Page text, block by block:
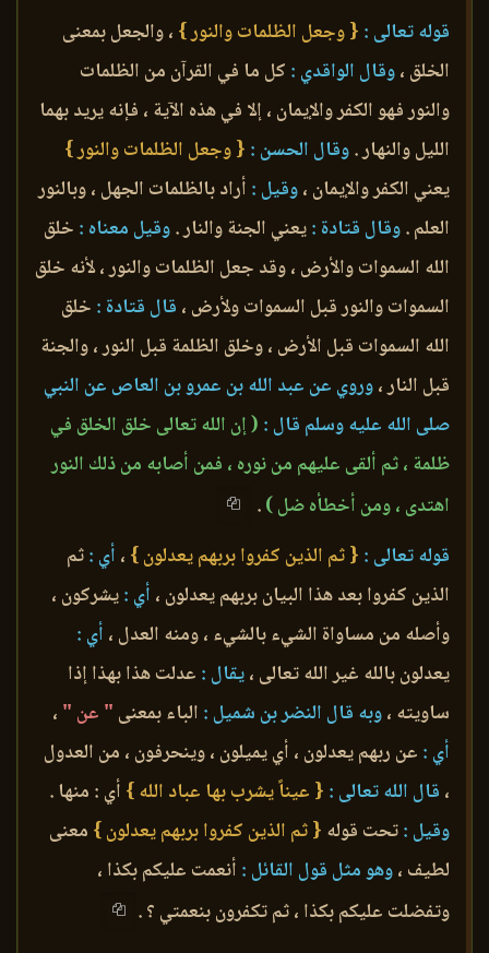
قوله تعالى : { وجعل الظلمات والنور } ، والجعل بمعنى
الخلق ،وقال الواقدي : كل ما في القرآن من الظلمات
والنور فهو الكفر والإيمان ، إلا في هذه الآية ، فإنه يريد بهما
الليل والنهار .وقال الحسن : { وجعل الظلمات والنور }
يعني الكفر والإيمان ،وقيل : أراد بالظلمات الجهل ، وبالنور
العلم .وقال قتادة :يعني الجنة والنار .وقيل معناه : خلق
الله السموات والأرض ، وقد جعل الظلمات والنور ، لأنه خلق
السموات والنور قبل السموات ولأرض ، قال قتادة : خلق
الله السموات قبل الأرض ، وخلق الظلمة قبل النور ، والجنة
قبل النار ،وروي عن عبد الله بن عمرو بن العاص عن النبي
صلى الله عليه وسلم قال : ( إن الله تعالى خلق الخلق في
ظلمة ، ثم ألقى عليهم من نوره ، فمن أصابه من ذلك النور
اهتدى ، ومن أخطأه ضل ).
قوله تعالى : { ثم الذين كفروا بربهم يعدلون } ، أي :ثم
الذين كفروا بعد هذا البيان بربهم يعدلون ، أي :يشركون ،
وأصله من مساواة الشيء بالشيء ، ومنه العدل ، أي :
يعدلون بالله غير الله تعالى ،يقال : عدلت هذا بهذا إذا
ساويته ،وبه قال النضر بن شميل : الباء بمعنى " عن " ،
أي : عن ربهم يعدلون ، أي يميلون ، وينحرفون ، من العدول
، قال الله تعالى : { عيناً يشرب بها عباد الله } أي : منها .
وقيل :تحت قوله { ثم الذين كفروا بربهم يعدلون } معنى
لطيف ،وهو مثل قول القائل : أنعمت عليكم بكذا ،
وتفضلت عليكم بكذا ، ثم تكفرون بنعمتي ؟ .